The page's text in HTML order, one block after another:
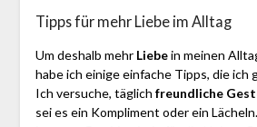
Tipps für mehr Liebe im Alltag
Um deshalb mehr Liebein meinen
habe ich einige einfache Tipps, die ich
Ich versuche, täglich freundliche
sei es ein Kompliment oder ein